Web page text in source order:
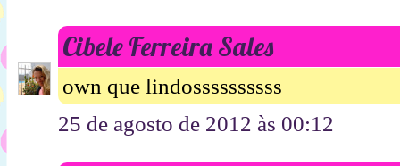
Cibele Ferreira Sales
own que lindossssssssss
25 de agosto de 2012 às 00:12